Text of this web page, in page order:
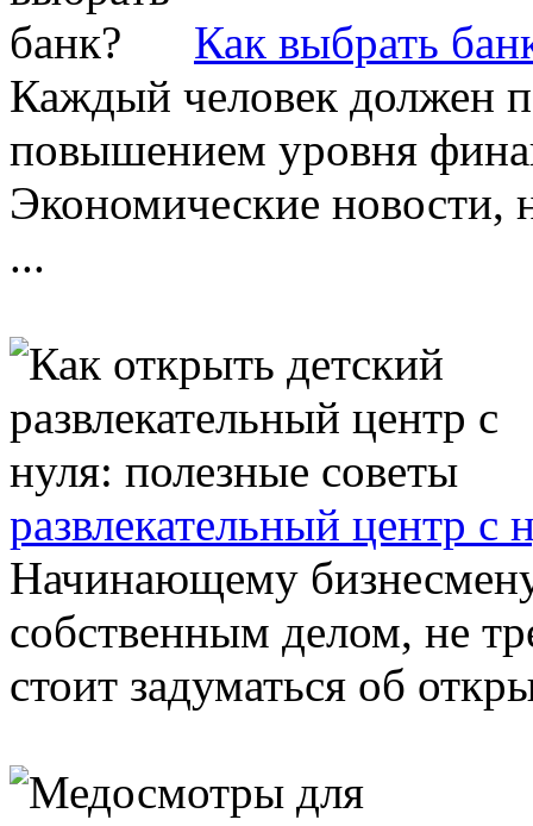
Как выбрать
Каждый человек должен
повышением уровня
Экономические новости,
...
развлекательный центр с
Начинающему
собственным делом, не
стоит задуматься об